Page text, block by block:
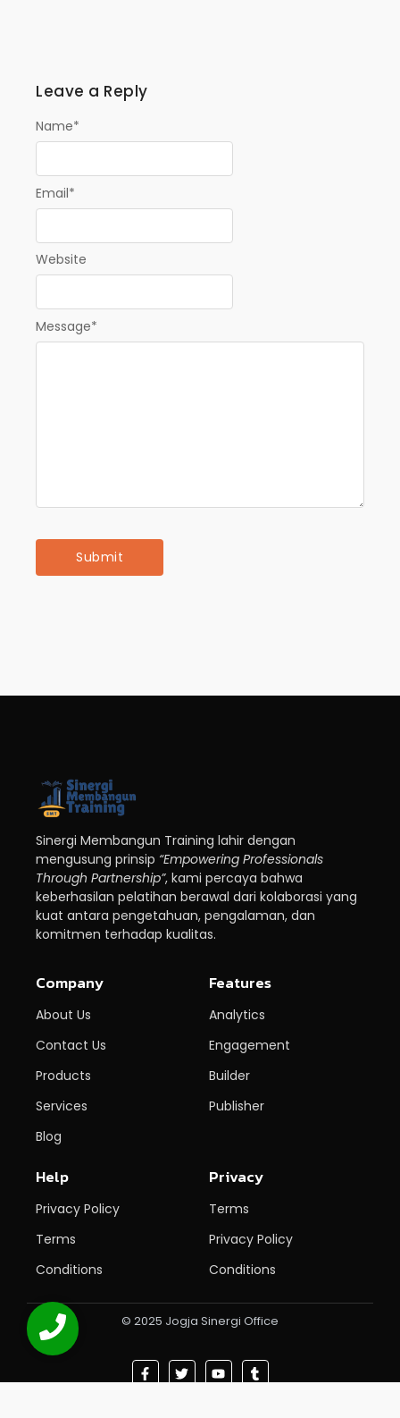
Leave a Reply
Message*
Name*
Email*
Website
Sinergi Membangun Training lahir dengan
mengusung prinsip “Empowering Professionals
Through Partnership”, kami percaya bahwa
keberhasilan pelatihan berawal dari kolaborasi yang
kuat antara pengetahuan, pengalaman, dan
komitmen terhadap kualitas.
Company
About Us
Contact Us
Products
Services
Blog
Features
Analytics
Engagement
Builder
Publisher
Help
Privacy Policy
Terms
Conditions
Privacy
Terms
Privacy Policy
Conditions
© 2025 Jogja Sinergi Office